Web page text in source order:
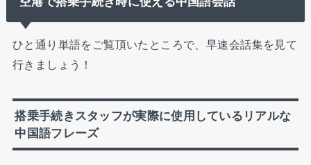
ひと通り単語をご覧頂いたところで、早速会話集を見て
行きましょう！
搭乗手続きスタッフが実際に使用しているリアルな
中国語フレーズ